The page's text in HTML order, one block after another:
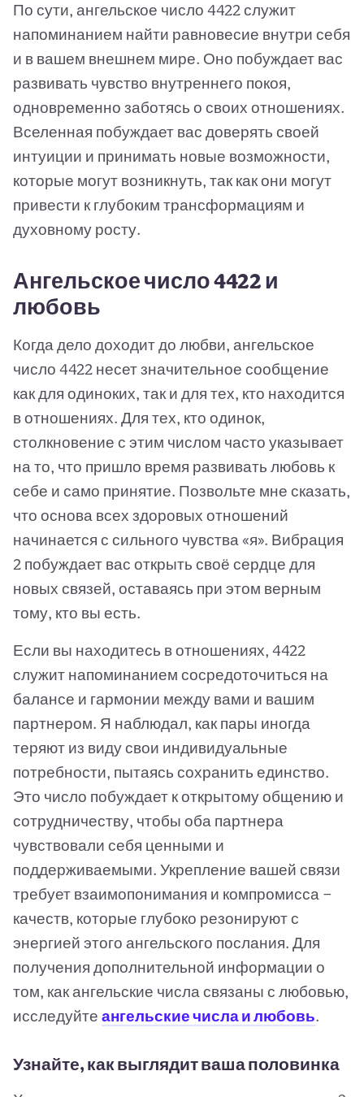
По сути, ангельское число 4422 служит
напоминанием найти равновесие внутри себя
и в вашем внешнем мире. Оно побуждает вас
развивать чувство внутреннего покоя,
одновременно заботясь о своих отношениях.
Вселенная побуждает вас доверять своей
интуиции и принимать новые возможности,
которые могут возникнуть, так как они могут
привести к глубоким трансформациям и
духовному росту.
Ангельское число 4422 и
любовь
Когда дело доходит до любви, ангельское
число 4422 несет значительное сообщение
как для одиноких, так и для тех, кто находится
в отношениях. Для тех, кто одинок,
столкновение с этим числом часто указывает
на то, что пришло время развивать любовь к
себе и само принятие. Позвольте мне сказать,
что основа всех здоровых отношений
начинается с сильного чувства «я». Вибрация
2 побуждает вас открыть своё сердце для
новых связей, оставаясь при этом верным
тому, кто вы есть.
Если вы находитесь в отношениях, 4422
служит напоминанием сосредоточиться на
балансе и гармонии между вами и вашим
партнером. Я наблюдал, как пары иногда
теряют из виду свои индивидуальные
потребности, пытаясь сохранить единство.
Это число побуждает к открытому общению и
сотрудничеству, чтобы оба партнера
чувствовали себя ценными и
поддерживаемыми. Укрепление вашей связи
требует взаимопонимания и компромисса —
качеств, которые глубоко резонируют с
энергией этого ангельского послания. Для
получения дополнительной информации о
том, как ангельские числа связаны с любовью,
исследуйте ангельские числа и любовь.
Узнайте, как выглядит ваша половинка